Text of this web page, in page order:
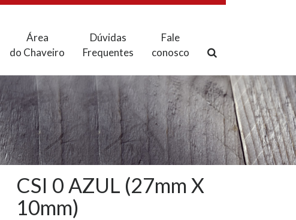
Área
do Chaveiro
Dúvidas
Frequentes
Fale
conosco
CSI 0 AZUL (27mm X
10mm)